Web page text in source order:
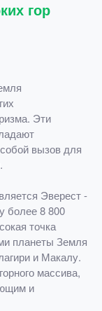
гор
Эти
вызов для
Эверест -
более 8 800
точка
планеты Земля
и Макалу.
массива,
и